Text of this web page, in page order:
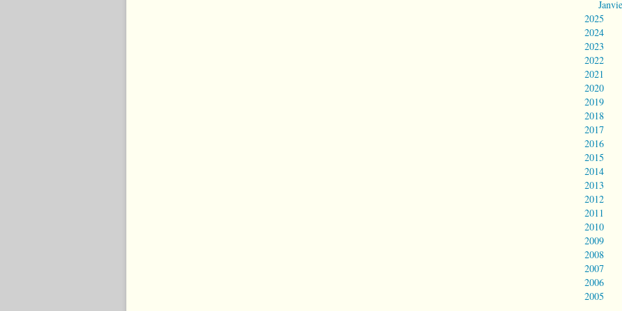
2025
2024
2023
2022
2021
2020
2019
2018
2017
2016
2015
2014
2013
2012
2011
2010
2009
2008
2007
2006
2005